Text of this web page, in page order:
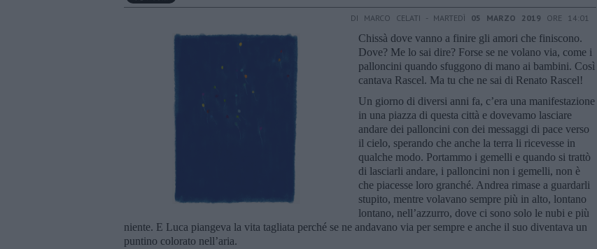
DI MARCO CELATI - MARTEDÌ 05 MARZO 2019 ORE 14:01
Chissà dove vanno a finire gli amori che finiscono.
Dove? Me lo sai dire? Forse se ne volano via, come i
palloncini quando sfuggono di mano ai bambini. Così
cantava Rascel. Ma tu che ne sai di Renato Rascel!
Un giorno di diversi anni fa, c’era una manifestazione
in una piazza di questa città e dovevamo lasciare
andare dei palloncini con dei messaggi di pace verso
il cielo, sperando che anche la terra li ricevesse in
qualche modo. Portammo i gemelli e quando si trattò
di lasciarli andare, i palloncini non i gemelli, non è
che piacesse loro granché. Andrea rimase a guardarli
stupito, mentre volavano sempre più in alto, lontano
lontano, nell’azzurro, dove ci sono solo le nubi e più
niente. E Luca piangeva la vita tagliata perché se ne andavano via per sempre e anche il suo diventava un
puntino colorato nell’aria.